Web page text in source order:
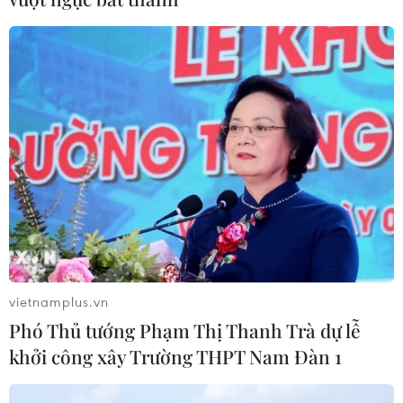
Canh tác biển - động lực mới cho
kinh tế biển Việt Nam
Giá vàng hướng tới tuần tăng mạnh
nhất kể từ tháng 1/2026
07/08/2026 08:14
Hạn hán nghiêm trọng đe dọa "huyết
mạch" kinh tế châu Âu
vietnamplus.vn
Phó Thủ tướng Phạm Thị Thanh Trà dự lễ
khởi công xây Trường THPT Nam Đàn 1